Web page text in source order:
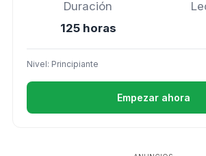
Duración
125 horas
Nivel: Principiante
Empezar ahora